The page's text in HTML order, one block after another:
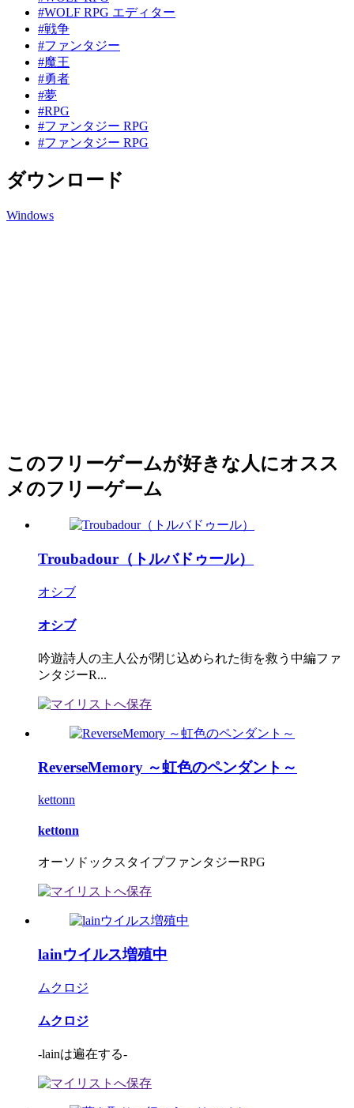
#WOLF RPG エディター
#戦争
#ファンタジー
#魔王
#勇者
#夢
#RPG
#ファンタジー RPG
#ファンタジー RPG
ダウンロード
Windows
このフリーゲームが好きな人にオスス
メのフリーゲーム
Troubadour（トルバドゥール）
オシブ
オシブ
吟遊詩人の主人公が閉じ込められた街を救う中編ファ
ンタジーR...
ReverseMemory ～虹色のペンダント～
kettonn
kettonn
オーソドックスタイプファンタジーRPG
lainウイルス増殖中
ムクロジ
ムクロジ
-lainは遍在する-